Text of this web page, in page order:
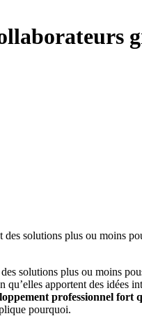
solutions plus ou moins
solutions plus ou moins
apportent des idées
professionnel fort
pourquoi.